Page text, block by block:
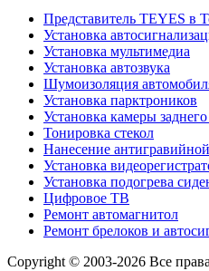
Представитель TEYES в
Установка
Установка мультимедиа
Установка автозвука
Шумоизоляция
Установка парктроников
Установка камеры
Тонировка стекол
Нанесение
Установка
Установка подогрева
Цифровое ТВ
Ремонт автомагнитол
Ремонт брелоков и
Copyright © 2003-2026 Все